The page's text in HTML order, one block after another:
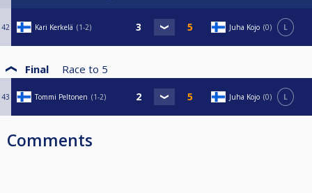
42 Kari Kerkelä 1-2 Juha Kojo 0 L
Final Race to 5
43 Tommi Peltonen 1-2 Juha Kojo 0 L
Comments